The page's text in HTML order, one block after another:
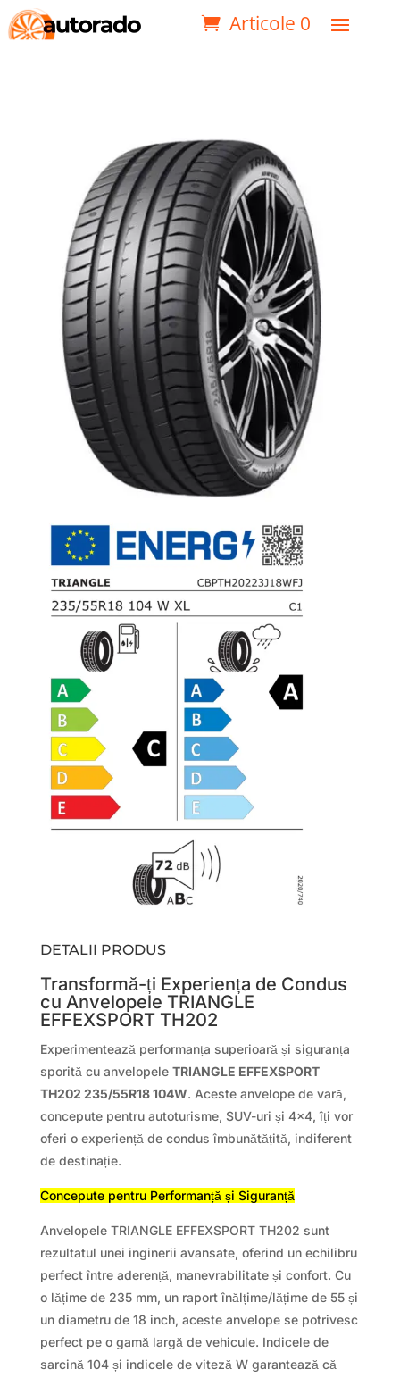
Articole 0
DETALII PRODUS
Transformă-ți Experiența de Condus
cu Anvelopele TRIANGLE
EFFEXSPORT TH202
Experimentează performanța superioară și siguranța
sporită cu anvelopele TRIANGLE EFFEXSPORT
TH202 235/55R18 104W. Aceste anvelope de vară,
concepute pentru autoturisme, SUV-uri și 4×4, îți vor
oferi o experiență de condus îmbunătățită, indiferent
de destinație.
Concepute pentru Performanță și Siguranță
Anvelopele TRIANGLE EFFEXSPORT TH202 sunt
rezultatul unei inginerii avansate, oferind un echilibru
perfect între aderență, manevrabilitate și confort. Cu
o lățime de 235 mm, un raport înălțime/lățime de 55 și
un diametru de 18 inch, aceste anvelope se potrivesc
perfect pe o gamă largă de vehicule. Indicele de
sarcină 104 și indicele de viteză W garantează că